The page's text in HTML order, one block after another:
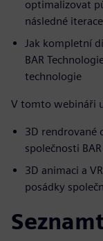
optimalizovat
následné iterace
Jak kompletní
BAR
technologie
V tomto webináři
3D rendrované
společnosti
3D animaci a
posádky